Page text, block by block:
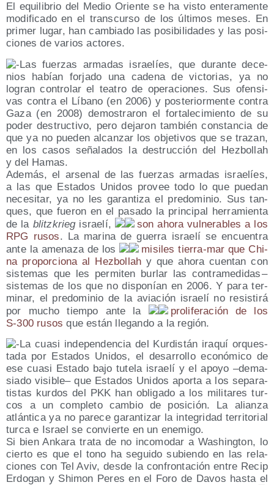
El equi­li­brio del Medio Orien­te se ha vis­to ente­ra­men­te
modi­fi­ca­do en el trans­cur­so de los últi­mos meses. En
pri­mer lugar, han cam­bia­do las posi­bi­li­da­des y las posi­
cio­nes de varios actores.
Las fuer­zas arma­das israe­líes, que duran­te dece­
nios habían for­ja­do una cade­na de vic­to­rias, ya no
logran con­tro­lar el tea­tro de ope­ra­cio­nes. Sus ofen­si­
vas con­tra el Líbano (en 2006) y pos­te­rior­men­te con­tra
Gaza (en 2008) demos­tra­ron el for­ta­le­ci­mien­to de su
poder des­truc­ti­vo, pero deja­ron tam­bién cons­tan­cia de
que ya no pue­den alcan­zar los obje­ti­vos que se tra­zan,
en los casos seña­la­dos la des­truc­ción del Hez­bo­llah
y del Hamas.
Ade­más, el arse­nal de las fuer­zas arma­das israe­líes,
a las que Esta­dos Uni­dos pro­vee todo lo que pue­dan
nece­si­tar, ya no les garan­ti­za el pre­do­mi­nio. Sus tan­
ques, que fue­ron en el pasa­do la prin­ci­pal herra­mien­ta
de la blitz­kriegisrae­lí,
son aho­ra vul­ne­ra­bles a los
RPG rusos. La mari­na de gue­rra israe­lí se encuen­tra
ante la ame­na­za de los
misi­les tie­rra-mar que Chi­
na pro­por­cio­na al Hez­bo­llah y que aho­ra cuen­tan con
sis­te­mas que les per­mi­ten bur­lar las con­tra­me­di­das –
sis­te­mas de los que no dis­po­nían en 2006. Y para ter­
mi­nar, el pre­do­mi­nio de la avia­ción israe­lí no resis­ti­rá
por mucho tiem­po ante la
pro­li­fe­ra­ción de los
S‑300 rusos que están lle­gan­do a la región.
La cua­si inde­pen­den­cia del Kur­dis­tán ira­quí orques­
ta­da por Esta­dos Uni­dos, el desa­rro­llo eco­nó­mi­co de
ese cua­si Esta­do bajo tute­la israe­lí y el apo­yo –dema­
sia­do visi­ble– que Esta­dos Uni­dos apor­ta a los sepa­ra­
tis­tas kur­dos del PKK han obli­ga­do a los mili­ta­res tur­
cos a un com­ple­to cam­bio de posi­ción. La alian­za
atlán­ti­ca ya no pare­ce garan­ti­zar la inte­gri­dad terri­to­rial
tur­ca e Israel se con­vier­te en un enemigo.
Si bien Anka­ra tra­ta de no inco­mo­dar a Washing­ton, lo
cier­to es que el tono ha segui­do subien­do en las rela­
cio­nes con Tel Aviv, des­de la con­fron­ta­ción entre Recip
Erdo­gan y Shi­mon Peres en el Foro de Davos has­ta el